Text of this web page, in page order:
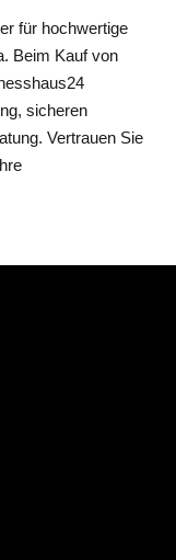
für hochwertige
Beim Kauf von
sicheren
Vertrauen Sie